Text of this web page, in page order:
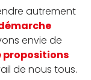
autrement
envie de
propositions
de nous tous.